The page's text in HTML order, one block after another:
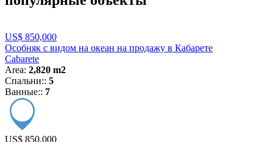
US$ 850,000
Особняк с видом на океан на продажу в Кабарете
Cabarete
Area: 2,820 m2
Спальни:: 5
Ванные:: 7
US$ 850,000